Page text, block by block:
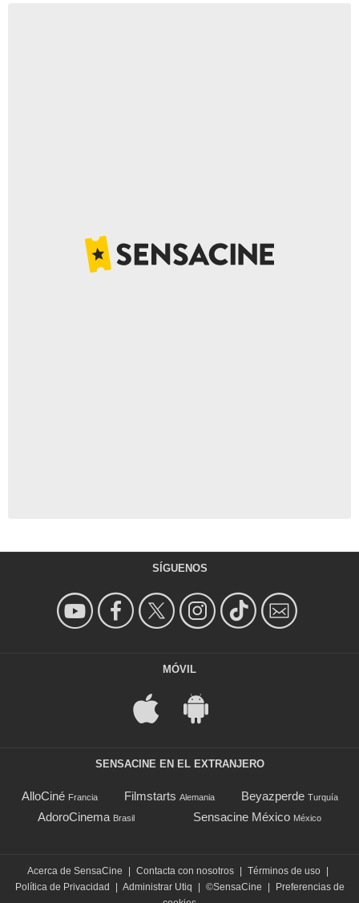
SÍGUENOS
MÓVIL
SENSACINE EN EL EXTRANJERO
AlloCiné Francia Filmstarts Alemania Beyazperde Turquía
AdoroCinema Brasil Sensacine México México
Acerca de SensaCine Contacta con nosotros Términos de uso
Política de Privacidad
Administrar Utiq ©SensaCine
Preferencias de